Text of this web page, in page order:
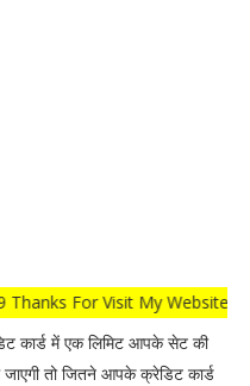
COVID-19 Thanks For Visit
कार्ड में एक लिमिट आपके सेट की
तो जितने आपके क्रेडिट कार्ड